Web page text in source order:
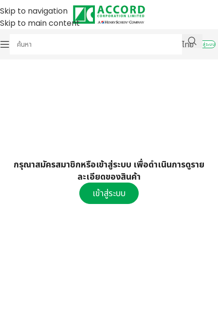
Skip to navigation
Skip to main content
ไทย
เข้าสู่ระบบ
กรุณาสมัครสมาชิกหรือเข้าสู่ระบบ เพื่อดำเนินการดูราย
ละเอียดของสินค้า
เข้าสู่ระบบ